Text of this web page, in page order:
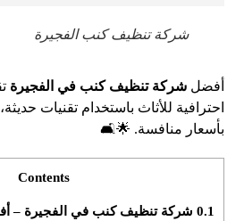
شركة تنظيف كنب الفجيرة
أفضلشركة تنظيف كنب في الفجيرة
احترافية للأثاث باستخدام تقنيات
بأسعار منافسة. 🌟🛋️
Contents
0.1 شركة تنظيف كنب في الفجيرة –